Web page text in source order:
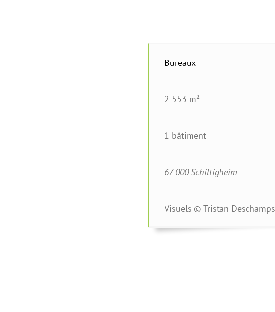
Bureaux
2 553 m²
1 bâtiment
67 000 Schiltigheim
Visuels © Tristan Deschamps